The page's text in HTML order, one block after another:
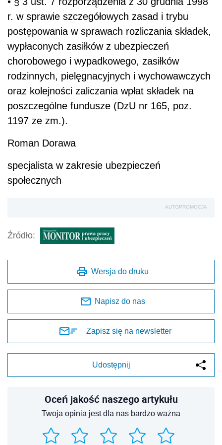
r. w sprawie szczegółowych zasad i trybu
postępowania w sprawach rozliczania składek,
wypłaconych zasiłków z ubezpieczeń
chorobowego i wypadkowego, zasiłków
rodzinnych, pielęgnacyjnych i wychowawczych
oraz kolejności zaliczania wpłat składek na
poszczególne fundusze (DzU nr 165, poz.
1197 ze zm.).
Roman Dorawa
specjalista w zakresie ubezpieczeń
społecznych
AUTOPROMOCJA
Źródło:
Wersja do druku
Napisz do nas
Zapisz się na newsletter
Udostępnij
Oceń jakość naszego artykułu
Twoja opinia jest dla nas bardzo ważna